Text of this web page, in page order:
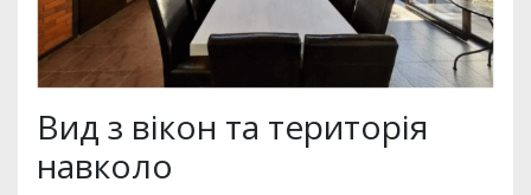
Вид з вікон та територія
навколо